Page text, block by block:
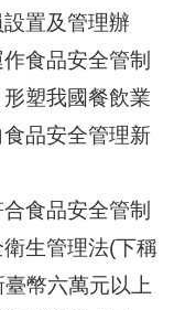
置及管理辦
食品安全管制
塑我國餐飲業
品安全管理新
食品安全管制
生管理法(下稱
幣六萬元以上